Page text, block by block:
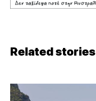
Related stories